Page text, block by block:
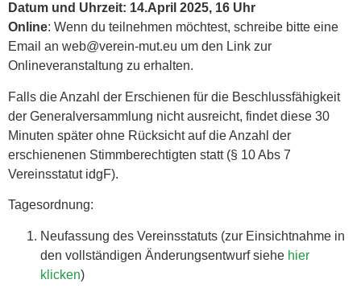
Datum und Uhrzeit: 14.April 2025, 16 Uhr
Online: Wenn du teilnehmen möchtest, schreibe bitte eine
Email an web@verein-mut.eu um den Link zur
Onlineveranstaltung zu erhalten.
Falls die Anzahl der Erschienen für die Beschlussfähigkeit
der Generalversammlung nicht ausreicht, findet diese 30
Minuten später ohne Rücksicht auf die Anzahl der
erschienenen Stimmberechtigten statt (§ 10 Abs 7
Vereinsstatut idgF).
Tagesordnung:
Neufassung des Vereinsstatuts (zur Einsichtnahme in
den vollständigen Änderungsentwurf siehe hier
klicken)